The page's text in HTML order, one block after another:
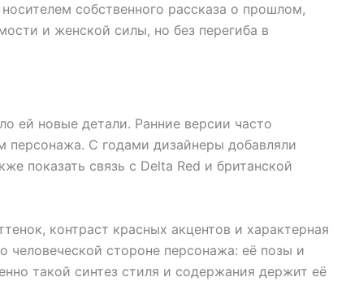
собственного рассказа о прошлом,
и женской силы, но без перегиба в
ей новые детали. Ранние версии часто
персонажа. С годами дизайнеры добавляли
показать связь с Delta Red и британской
контраст красных акцентов и характерная
стороне персонажа: её позы и
такой синтез стиля и содержания держит её